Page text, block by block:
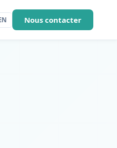
Nous contacter